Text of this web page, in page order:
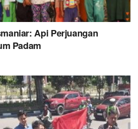
Api Perjuangan
Padam